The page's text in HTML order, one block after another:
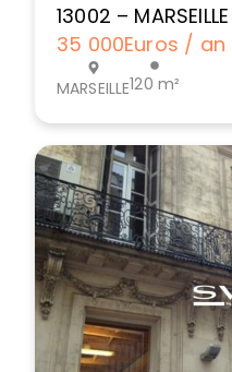
13002 – MARSEILLE
35 000Euros / an
MARSEILLE120 m²